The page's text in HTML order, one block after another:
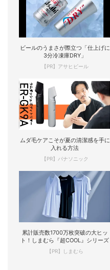
ビールのうまさが際立つ「仕上げに
3分冷凍庫DRY」
【PR】アサヒビール
ムダ毛ケアこそが夏の清潔感を手に
入れる方法
【PR】パナソニック
累計販売数1700万枚突破の大ヒッ
ト！しまむら『超COOL』シリーズ
【PR】しまむら